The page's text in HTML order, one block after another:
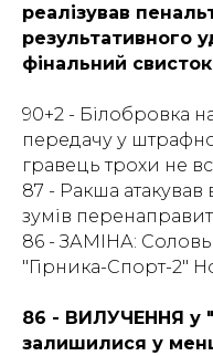
реалізував
результативного
фінальний
90+2 - Білобровка
передачу у
гравець трохи не
87 - Ракша
зумів
86 - ЗАМІНА:
"Гірника-Спорт-2"
86 - ВИЛУЧЕННЯ у
залишилися у